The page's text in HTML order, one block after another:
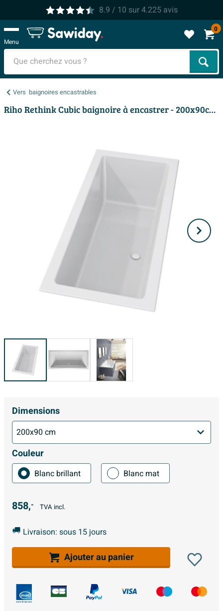
8.9 / 10 sur4.225 avis
Menu
0
Vers baignoires encastrables
Riho Rethink Cubic baignoire à encastrer - 200x90cm - acrylique - blanc brillant
Dimensions
Couleur
Blanc brillant Blanc mat
858,- TVA incl.
Livraison: sous 15 jours
Ajouter au panier